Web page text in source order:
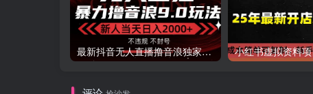
最新抖音无人直播撸音浪独家9.0玩法，防封智能黑科技，新手当天日入2000+